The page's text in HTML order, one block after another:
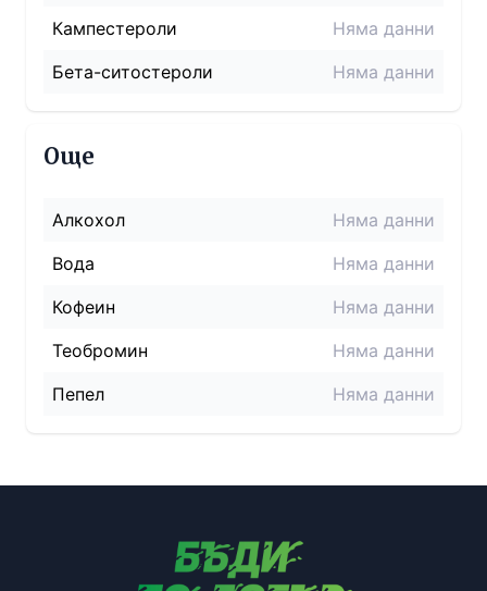
Кампестероли
Няма данни
Бета-ситостероли
Няма данни
Още
Алкохол
Няма данни
Вода
Няма данни
Кофеин
Няма данни
Теобромин
Няма данни
Пепел
Няма данни